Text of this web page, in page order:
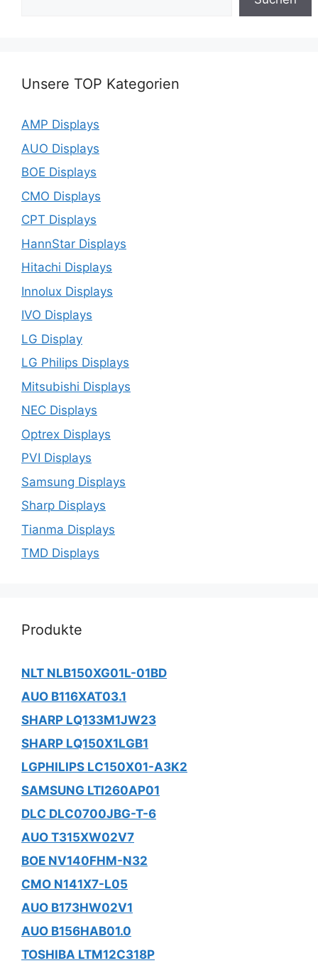
Unsere TOP Kategorien
AMP Displays
AUO Displays
BOE Displays
CMO Displays
CPT Displays
HannStar Displays
Hitachi Displays
Innolux Displays
IVO Displays
LG Display
LG Philips Displays
Mitsubishi Displays
NEC Displays
Optrex Displays
PVI Displays
Samsung Displays
Sharp Displays
Tianma Displays
TMD Displays
Produkte
NLT NLB150XG01L-01BD
AUO B116XAT03.1
SHARP LQ133M1JW23
SHARP LQ150X1LGB1
LGPHILIPS LC150X01-A3K2
SAMSUNG LTI260AP01
DLC DLC0700JBG-T-6
AUO T315XW02V7
BOE NV140FHM-N32
CMO N141X7-L05
AUO B173HW02V1
AUO B156HAB01.0
TOSHIBA LTM12C318P